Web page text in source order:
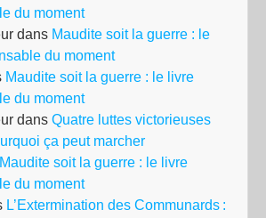
du moment
dans Maudite soit la guerre : le
du moment
Maudite soit la guerre : le livre
du moment
dans Quatre luttes victorieuses
ça peut marcher
Maudite soit la guerre : le livre
du moment
L’Extermination des Communards :